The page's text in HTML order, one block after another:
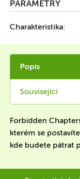
PARAMETRY
Charakteristika:
Popis
Související
Forbidden
kterém se
kde budete pátrat